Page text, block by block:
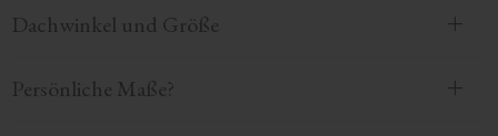
Dachwinkel und Größe
Persönliche Maße?